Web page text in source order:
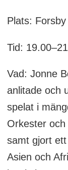
Plats:
Tid:
Vad: Jonne
anlitade och
spelat i
Orkester
samt gjort
Asien och